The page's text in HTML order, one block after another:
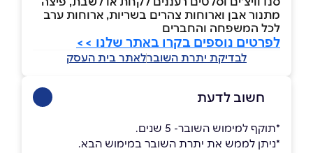
מתנור אבן וארוחות צהרים בשריות, ארוחות ערב
לכל המשפחה והחברים
לפרטים נוספים בקרו באתר שלנו >>
לבדיקת יתרת השוברלאתר בית העסק
חשוב לדעת
*תוקף למימוש השובר- 5 שנים.
*ניתן לממש את יתרת השובר במימוש הבא.